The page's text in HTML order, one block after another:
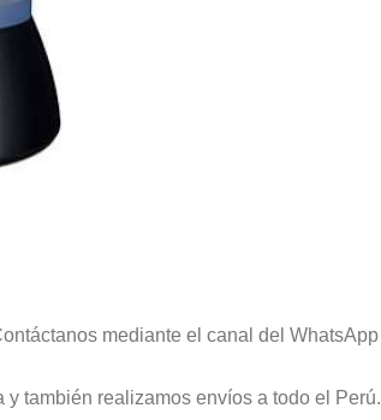
mediante el canal del WhatsApp
también realizamos envíos a todo el Perú.